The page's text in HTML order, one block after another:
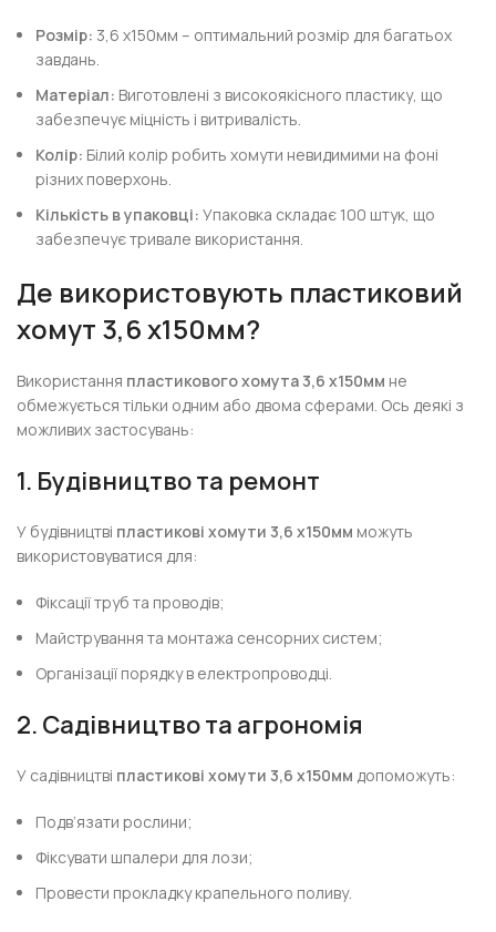
Розмір: 3,6 х150мм – оптимальний розмір для багатьох
завдань.
Матеріал: Виготовлені з високоякісного пластику, що
забезпечує міцність і витривалість.
Колір: Білий колір робить хомути невидимими на фоні
різних поверхонь.
Кількість в упаковці: Упаковка складає 100 штук, що
забезпечує тривале використання.
Де використовують пластиковий
хомут 3,6 х150мм?
Використання пластикового хомута 3,6 х150мм не
обмежується тільки одним або двома сферами. Ось деякі з
можливих застосувань:
1. Будівництво та ремонт
У будівництві пластикові хомути 3,6 х150мм можуть
використовуватися для:
Фіксації труб та проводів;
Майстрування та монтажа сенсорних систем;
Організації порядку в електропроводці.
2. Садівництво та агрономія
У садівництві пластикові хомути 3,6 х150мм допоможуть:
Подв’язати рослини;
Фіксувати шпалери для лози;
Провести прокладку крапельного поливу.